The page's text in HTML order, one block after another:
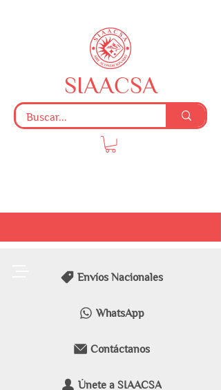
Envíos Nacionales
WhatsApp
Contáctanos
Únete a SIAACSA
SIAACSA